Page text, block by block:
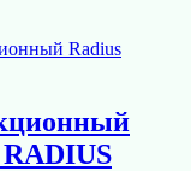
RADIUS